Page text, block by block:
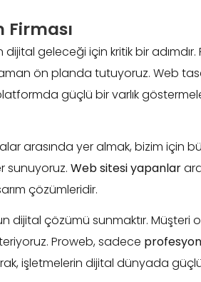
Firması
geleceği için kritik bir adımdır.
ön planda tutuyoruz. Web
güçlü bir varlık
arasında yer almak, bizim için
sunuyoruz. Web sitesi yapanlar
çözümleridir.
çözümü sunmaktır. Müşteri
Proweb, sadece
işletmelerin dijital dünyada